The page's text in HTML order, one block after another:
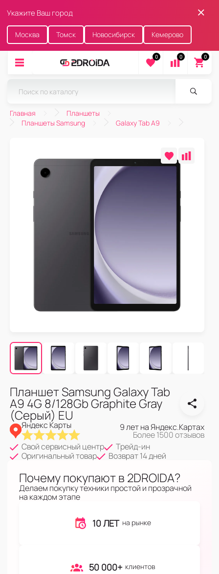
Укажите Ваш город
Москва Томск Новосибирск Кемерово
0 0 0
Главная
Планшеты
Планшеты Samsung
Galaxy Tab A9
Планшет Samsung Galaxy Tab
A9 4G 8/128Gb Graphite Gray
(Серый) EU
Яндекс Карты 9 лет на Яндекс.Картах
Более 1500 отзывов
Свой сервисный центр
Трейд-ин
Оригинальный товар
Возврат 14 дней
Почему покупают в 2DROIDA?
Делаем покупку техники простой и прозрачной
на каждом этапе
10 ЛЕТ на рынке
50 000+ клиентов